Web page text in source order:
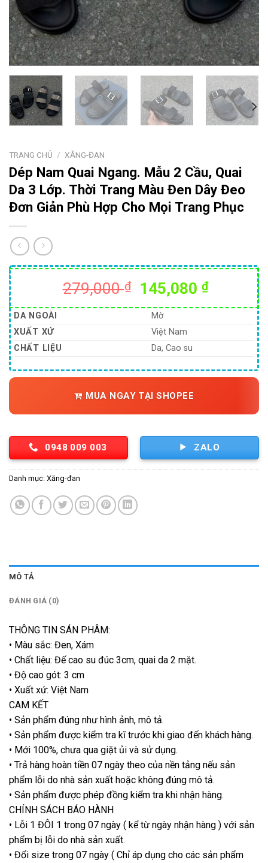
TRANG CHỦ / XĂNG-ĐAN
Dép Nam Quai Ngang. Mẫu 2 Cầu, Quai
Da 3 Lớp. Thời Trang Màu Đen Dây Đeo
Đơn Giản Phù Hợp Cho Mọi Trang Phục
279,000₫
Giá
gốc
là:
279,000 ₫.
145,080₫Giá
hiện
DA NGOÀI
Mờ
XUẤT XỨ
Việt Nam
CHẤT LIỆU
Da, Cao su
MUA NGAY TẠI SHOPEE
0948 009 003 ZALO
Danh mục: Xăng-đan
MÔ TẢ
ĐÁNH GIÁ (0)
THÔNG TIN SÁN PHÂM:
• Màu sắc: Đen, Xám
• Chất liệu: Đế cao su đúc 3cm, quai da 2 mặt.
• Độ cao gót: 3 cm
• Xuất xứ: Việt Nam
CAM KẾT
• Sản phẩm đúng như hình ảnh, mô tả.
• Sản phẩm được kiểm tra kĩ trước khi giao đến khách hàng.
• Mới 100%, chưa qua giặt ủi và sử dụng.
• Trả hàng hoàn tiền 07 ngày theo của nền tảng nếu sản
phẩm lỗi do nhà sản xuất hoặc không đúng mô tả.
• Sản phẩm được phép đồng kiểm tra khi nhận hàng.
CHÍNH SÁCH BÁO HÀNH
• Lỗi 1 ĐÔI 1 trong 07 ngày ( kể từ ngày nhận hàng ) với sản
phẩm bị lỗi do nhà sản xuất.
• Đổi size trong 07 ngày ( Chỉ áp dụng cho các sản phẩm